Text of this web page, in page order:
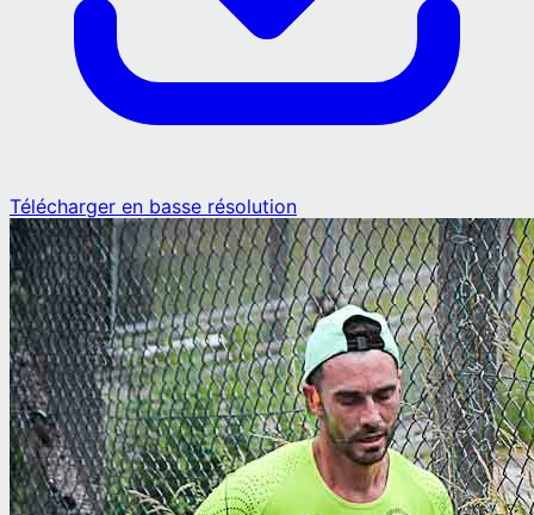
Télécharger en basse résolution